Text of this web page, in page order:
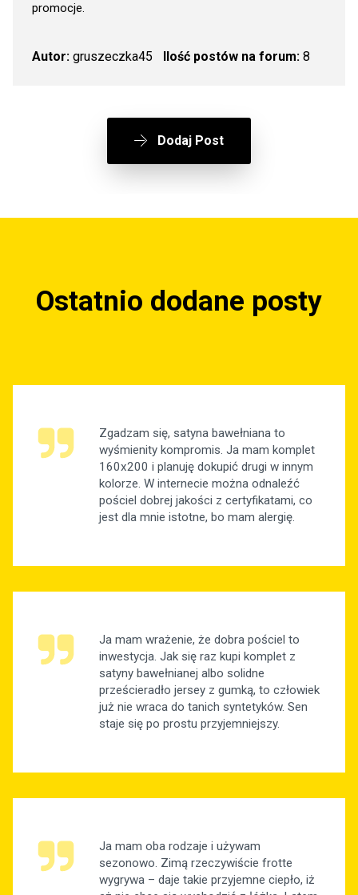
promocje.
Autor: gruszeczka45 Ilość postów na forum:8
Dodaj Post
Ostatnio dodane posty
Zgadzam się, satyna bawełniana to
wyśmienity kompromis. Ja mam komplet
160x200 i planuję dokupić drugi w innym
kolorze. W internecie można odnaleźć
pościel dobrej jakości z certyfikatami, co
jest dla mnie istotne, bo mam alergię.
Ja mam wrażenie, że dobra pościel to
inwestycja. Jak się raz kupi komplet z
satyny bawełnianej albo solidne
prześcieradło jersey z gumką, to człowiek
już nie wraca do tanich syntetyków. Sen
staje się po prostu przyjemniejszy.
Ja mam oba rodzaje i używam
sezonowo. Zimą rzeczywiście frotte
wygrywa – daje takie przyjemne ciepło, iż